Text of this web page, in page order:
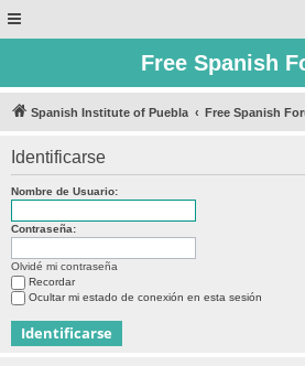
Free Spanish
Spanish Institute of Puebla Free Spanish
Identificarse
Nombre de Usuario:
Contraseña:
Olvidé mi contraseña
Recordar
Ocultar mi estado de conexión en esta sesión